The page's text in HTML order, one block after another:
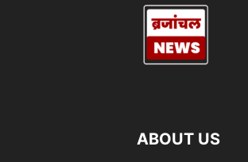
ABOUT US